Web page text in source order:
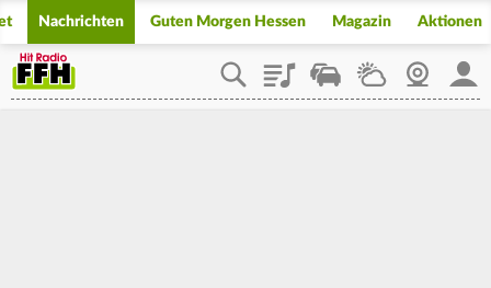
Nachrichten Guten Morgen Hessen Magazin Aktionen
PlaylistStaupilotWetterWebcam